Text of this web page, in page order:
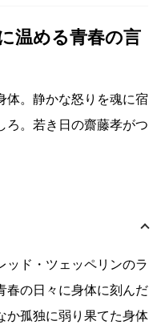
温める青春の言
体。静かな怒りを魂に宿
ろ。若き日の齋藤孝がつ
ッド・ツェッペリンのラ
春の日々に身体に刻んだ
か孤独に弱り果てた身体